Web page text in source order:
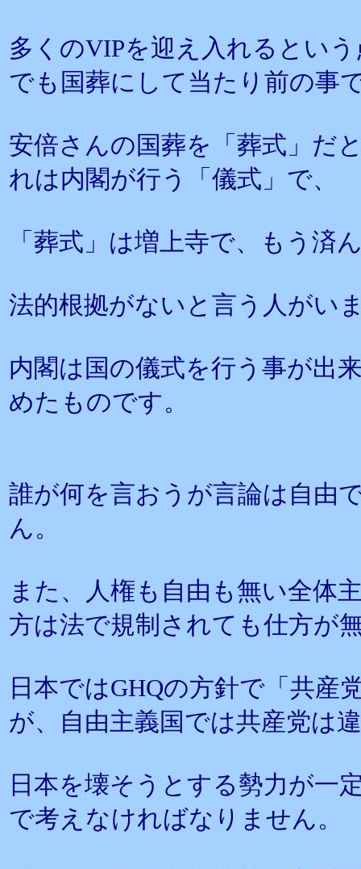
多くのVIPを迎え入れるとい
でも国葬にして当たり前の事
安倍さんの国葬を「葬式」だ
れは内閣が行う「儀式」で、
「葬式」は増上寺で、もう済
法的根拠がないと言う人がい
内閣は国の儀式を行う事が出
めたものです。
誰が何を言おうが言論は自由
ん。
また、人権も自由も無い全体
方は法で規制されても仕方が
日本ではGHQの方針で「共産
が、自由主義国では共産党は
日本を壊そうとする勢力が一
で考えなければなりません。